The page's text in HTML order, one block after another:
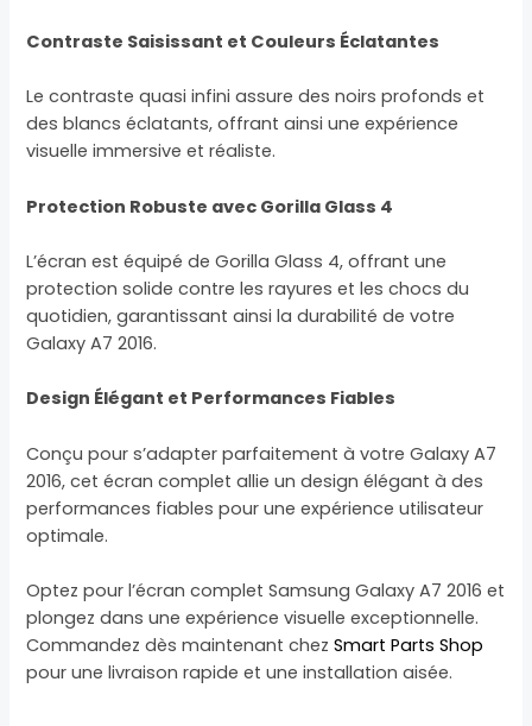
Contraste Saisissant et Couleurs Éclatantes
Le contraste quasi infini assure des noirs profonds et
des blancs éclatants, offrant ainsi une expérience
visuelle immersive et réaliste.
Protection Robuste avec Gorilla Glass 4
L’écran est équipé de Gorilla Glass 4, offrant une
protection solide contre les rayures et les chocs du
quotidien, garantissant ainsi la durabilité de votre
Galaxy A7 2016.
Design Élégant et Performances Fiables
Conçu pour s’adapter parfaitement à votre Galaxy A7
2016, cet écran complet allie un design élégant à des
performances fiables pour une expérience utilisateur
optimale.
Optez pour l’écran complet Samsung Galaxy A7 2016 et
plongez dans une expérience visuelle exceptionnelle.
Commandez dès maintenant chezSmart Parts Shop
pour une livraison rapide et une installation aisée.